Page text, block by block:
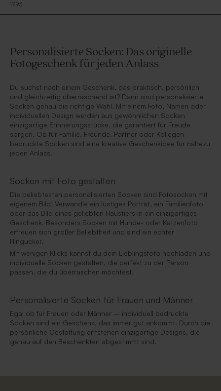
17,95
Personalisierte Socken: Das originelle
Fotogeschenk für jeden Anlass
Du suchst nach einem Geschenk, das praktisch, persönlich
und gleichzeitig überraschend ist? Dann sind personalisierte
Socken genau die richtige Wahl. Mit einem Foto, Namen oder
individuellen Design werden aus gewöhnlichen Socken
einzigartige Erinnerungsstücke, die garantiert für Freude
sorgen. Ob für Familie, Freunde, Partner oder Kollegen –
bedruckte Socken sind eine kreative Geschenkidee für nahezu
jeden Anlass.
Socken mit Foto gestalten
Die beliebtesten personalisierten Socken sind Fotosocken mit
eigenem Bild. Verwandle ein lustiges Porträt, ein Familienfoto
oder das Bild eines geliebten Haustiers in ein einzigartiges
Geschenk. Besonders Socken mit Hunde- oder Katzenfoto
erfreuen sich großer Beliebtheit und sind ein echter
Hingucker.
Mit wenigen Klicks kannst du dein Lieblingsfoto hochladen und
individuelle Socken gestalten, die perfekt zu der Person
passen, die du überraschen möchtest.
Personalisierte Socken für Frauen und Männer
Egal ob für Frauen oder Männer – individuell bedruckte
Socken sind ein Geschenk, das immer gut ankommt. Durch die
persönliche Gestaltung entstehen einzigartige Designs, die
genau auf den Beschenkten abgestimmt sind.